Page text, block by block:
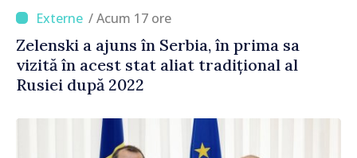
/ Acum 17 ore
Zelenski a ajuns în Serbia, în prima sa
vizită în acest stat aliat tradițional al
Rusiei după 2022